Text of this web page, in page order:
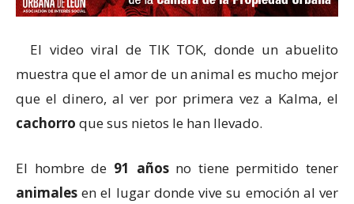
El video viral de TIK TOK, donde un abuelito
muestra que el amor de un animal es mucho mejor
que el dinero, al ver por primera vez a Kalma, el
cachorro que sus nietos le han llevado.
El hombre de 91 añosno tiene permitido tener
animales en el lugar donde vive su emoción al ver